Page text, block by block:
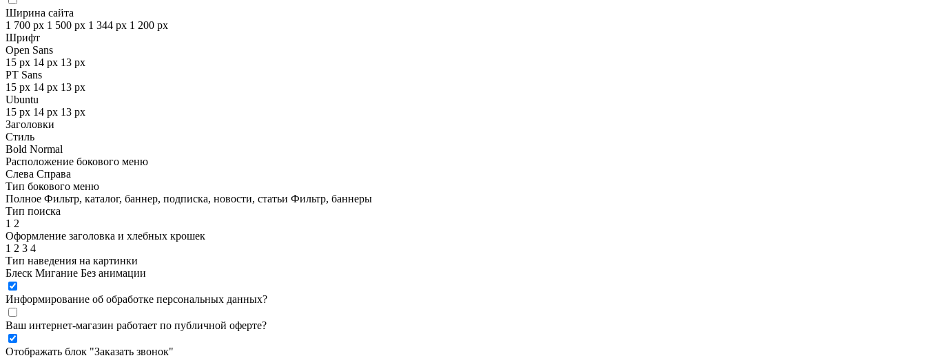
Ширина сайта
1 700 px 1 500 px 1 344 px 1 200 px
Шрифт
Open Sans
15 px 14 px 13 px
PT Sans
15 px 14 px 13 px
Ubuntu
15 px 14 px 13 px
Заголовки
Стиль
Bold Normal
Расположение бокового меню
Слева Справа
Тип бокового меню
Полное Фильтр, каталог, баннер, подписка, новости, статьи Фильтр, баннеры
Тип поиска
1 2
Оформление заголовка и хлебных крошек
1 2 3 4
Тип наведения на картинки
Блеск Мигание Без анимации
Информирование об обработке персональных данных?
Ваш интернет-магазин работает по публичной оферте?
Отображать блок "Заказать звонок"